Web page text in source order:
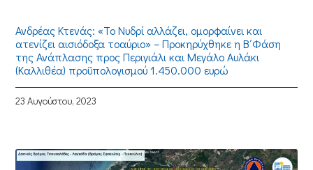
Ανδρέας Κτενάς: «Το Νυδρί αλλάζει, ομορφαίνει και
ατενίζει αισιόδοξα τοαύριο» – Προκηρύχθηκε η Β΄Φάση
της Ανάπλασης προς Περιγιάλι και Μεγάλο Αυλάκι
(Καλλιθέα) προϋπολογισμού 1.450.000 ευρώ
23 Αυγούστου, 2023